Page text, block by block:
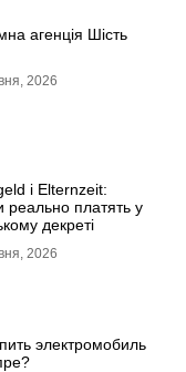
агенція Шість
2026
і Elternzeit:
реально платять у
декреті
2026
электромобиль